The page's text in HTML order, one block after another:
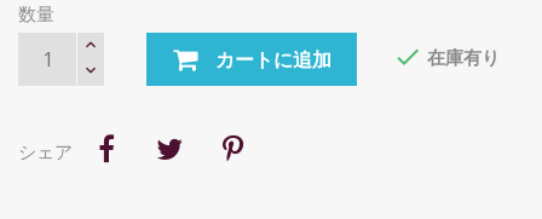
数量
カートに追加  在庫有り
シェア